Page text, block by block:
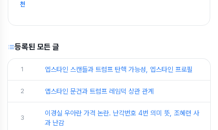
천
등록된 모든 글
1 엡스타인 스캔들과 트럼프 탄핵 가능성, 엡스타인 프로필
2 앱스타인 문건과 트럼프 레임덕 상관 관계
3
이경실 우아란 가격 논란. 난각번호 4번 의미 뜻, 조혜련 사
과 난감